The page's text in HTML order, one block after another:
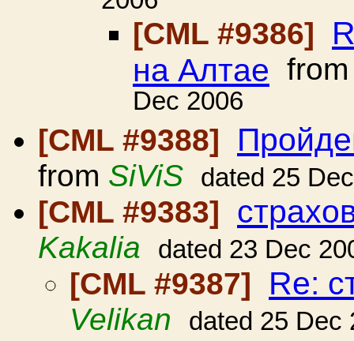
[CML #9386]
на Алтае
Dec 2006
[CML #9388]
from SiViS dated 25
[CML #9383]
Kakalia dated 23 Dec
[CML #9387] Re:
Velikan dated 25 Dec